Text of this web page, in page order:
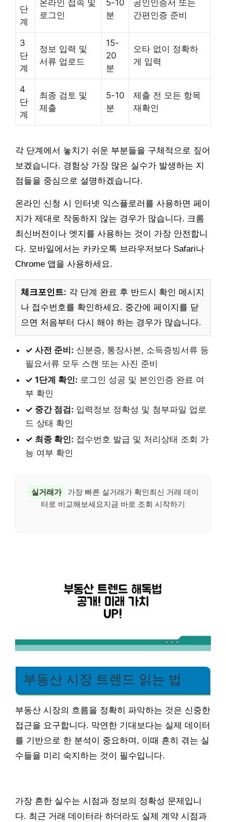
단
계
온라인 접속 및
로그인
5-10
분
공인인증서 또는
간편인증 준비
3
단
계
정보 입력 및
서류 업로드
15-
20
분
오타 없이 정확하
게 입력
4
단
계
최종 검토 및
제출
5-10
분
제출 전 모든 항목
재확인
각 단계에서 놓치기 쉬운 부분들을 구체적으로 짚어
보겠습니다. 경험상 가장 많은 실수가 발생하는 지
점들을 중심으로 설명하겠습니다.
온라인 신청 시 인터넷 익스플로러를 사용하면 페이
지가 제대로 작동하지 않는 경우가 많습니다. 크롬
최신버전이나 엣지를 사용하는 것이 가장 안전합니
다. 모바일에서는 카카오톡 브라우저보다 Safari나
Chrome 앱을 사용하세요.
체크포인트: 각 단계 완료 후 반드시 확인 메시지
나 접수번호를 확인하세요. 중간에 페이지를 닫
으면 처음부터 다시 해야 하는 경우가 많습니다.
✓ 사전 준비: 신분증, 통장사본, 소득증빙서류 등
필요서류 모두 스캔 또는 사진 준비
✓ 1단계 확인: 로그인 성공 및 본인인증 완료 여
부 확인
✓ 중간 점검: 입력정보 정확성 및 첨부파일 업로
드 상태 확인
✓ 최종 확인: 접수번호 발급 및 처리상태 조회 가
능 여부 확인
실거래가
가장 빠른 실거래가 확인최신 거래 데이
터로 비교해보세요지금 바로 조회 시작하기
부동산 시장 트렌드 읽는 법
부동산 시장의 흐름을 정확히 파악하는 것은 신중한
접근을 요구합니다. 막연한 기대보다는 실제 데이터
를 기반으로 한 분석이 중요하며, 이때 흔히 겪는 실
수들을 미리 숙지하는 것이 필수입니다.
가장 흔한 실수는 시점과 정보의 정확성 문제입니
다. 최근 거래 데이터라 하더라도 실제 계약 시점과